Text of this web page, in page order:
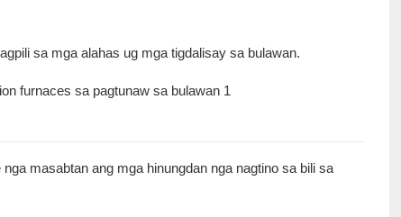
sa mga alahas ug mga tigdalisay sa bulawan.
masabtan ang mga hinungdan nga nagtino sa bili sa